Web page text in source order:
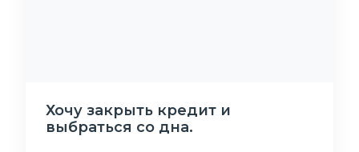
Хочу закрыть кредит и
выбраться со дна.